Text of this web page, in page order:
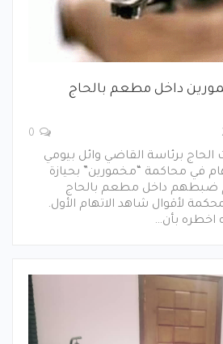
داخل مطعم بالحاج
برئاسة القاضي وائل بيومي
في محاكمة “مخمورين” بحيازة
ضبطهم داخل مطعم بالحاج
لأقوال شاهد الاتهام الأول.
اخطره بأن…